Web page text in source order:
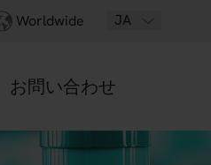
Worldwide JA
お問い合わせ